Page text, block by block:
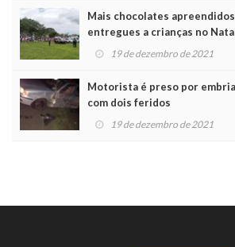
Mais chocolates apreendidos
entregues a crianças no
19 de dezembro de 2021
Motorista é preso por
com dois feridos
19 de dezembro de 2021